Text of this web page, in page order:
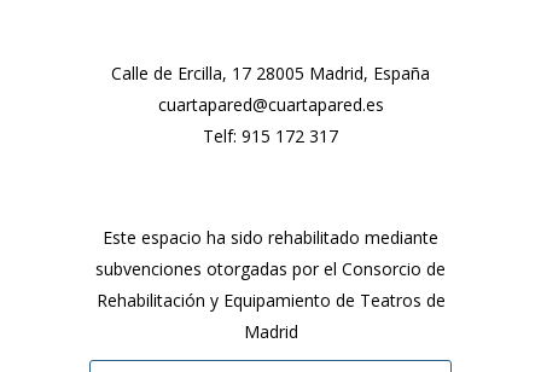
Calle de Ercilla, 17 28005 Madrid, España
cuartapared@cuartapared.es
Telf: 915 172 317
Este espacio ha sido rehabilitado mediante
subvenciones otorgadas por el Consorcio de
Rehabilitación y Equipamiento de Teatros de
Madrid